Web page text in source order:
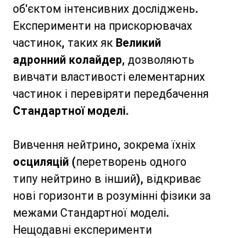
об'єктом інтенсивних досліджень.
Експерименти на прискорювачах
частинок, таких як Великий
адронний колайдер, дозволяють
вивчати властивості елементарних
частинок і перевіряти передбачення
Стандартної моделі.
Вивчення нейтрино, зокрема їхніх
осциляцій (перетворень одного
типу нейтрино в інший), відкриває
нові горизонти в розумінні фізики за
межами Стандартної моделі.
Нещодавні експерименти